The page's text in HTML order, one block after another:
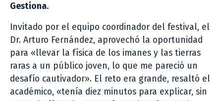
Gestiona.
Invitado por el equipo coordinador del festival, el
Dr. Arturo Fernández, aprovechó la oportunidad
para «llevar la física de los imanes y las tierras
raras a un público joven, lo que me pareció un
desafío cautivador». El reto era grande, resaltó el
académico, «tenía diez minutos para explicar, sin